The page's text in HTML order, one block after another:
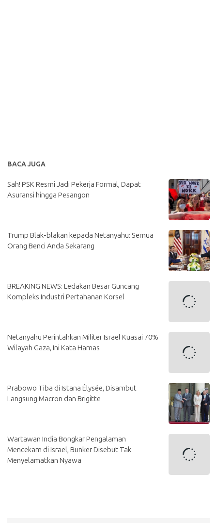
BACA JUGA
Sah! PSK Resmi Jadi Pekerja Formal, Dapat
Asuransi hingga Pesangon
Trump Blak-blakan kepada Netanyahu: Semua
Orang Benci Anda Sekarang
BREAKING NEWS: Ledakan Besar Guncang
Kompleks Industri Pertahanan Korsel
Netanyahu Perintahkan Militer Israel Kuasai 70%
Wilayah Gaza, Ini Kata Hamas
Prabowo Tiba di Istana Élysée, Disambut
Langsung Macron dan Brigitte
Wartawan India Bongkar Pengalaman
Mencekam di Israel, Bunker Disebut Tak
Menyelamatkan Nyawa